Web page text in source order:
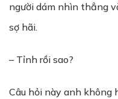
người dám nhìn thẳng
sợ hãi.
– Tỉnh rồi sao?
Câu hỏi này anh không